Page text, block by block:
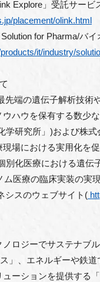
Explore」受託サービ
placement/olink.html
for Pharma/バ
it/industry/
端の遺伝⼦解析技術
ハウを保有する数少
学研究所」)および株
現場における実⽤化を
別化医療における遺
ム医療の臨床実装の実
スのウェブサイト(
ロジーでサステナブ
」、エネルギーや鉄
ューションを提供する